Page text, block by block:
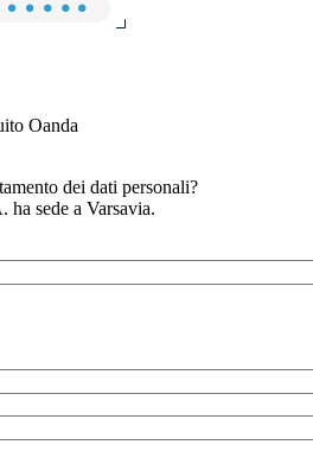
Oanda
dei dati personali?
sede a Varsavia.